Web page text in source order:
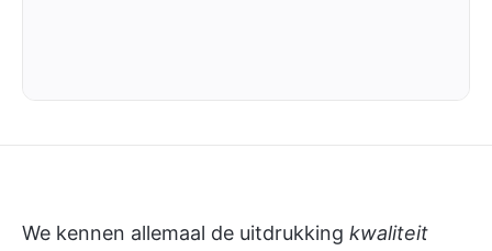
We kennen allemaal de uitdrukking kwaliteit